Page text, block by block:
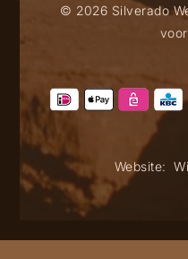
© 2026 Silverado
Website: